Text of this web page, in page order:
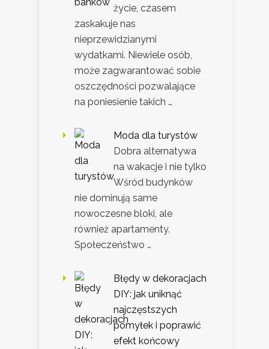
życie, czasem
zaskakuje nas
nieprzewidzianymi
wydatkami. Niewiele osób,
może zagwarantować sobie
oszczędności pozwalające
na poniesienie takich …
Moda dla turystów
Dobra alternatywa
na wakacje i nie tylko
Wśród budynków
nie dominują same
nowoczesne bloki, ale
również apartamenty.
Społeczeństwo …
Błędy w dekoracjach
DIY: jak uniknąć
najczęstszych
pomyłek i poprawić
efekt końcowy